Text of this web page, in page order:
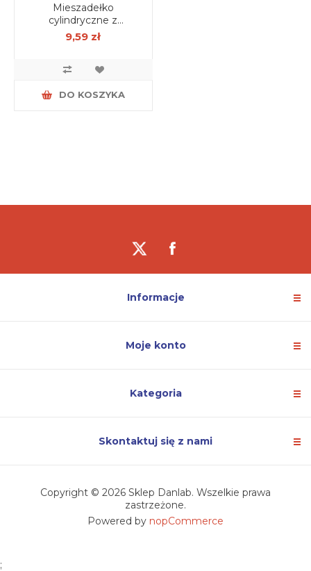
Mieszadełko
cylindryczne z
pierścieniem 6mm X
30mm
9,59 zł
DO KOSZYKA
Informacje
Moje konto
Kategoria
Skontaktuj się z nami
Copyright © 2026 Sklep Danlab. Wszelkie prawa
zastrzeżone.
Powered by nopCommerce
;